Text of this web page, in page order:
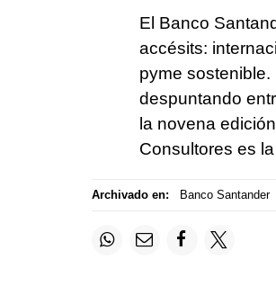
El Banco
accésits:
pyme
despuntando
la novena
Consultores es
Archivado en: Banco Santander